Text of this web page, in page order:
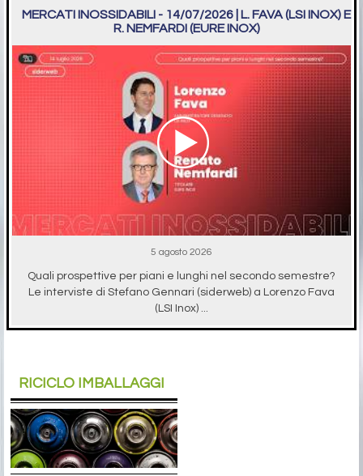
MERCATI INOSSIDABILI - 14/07/2026 | L. FAVA (LSI INOX) E
R. NEMFARDI (EURE INOX)
5 agosto 2026
Quali prospettive per piani e lunghi nel secondo semestre?
Le interviste di Stefano Gennari (siderweb) a Lorenzo Fava
(LSI Inox) ...
RICICLO IMBALLAGGI